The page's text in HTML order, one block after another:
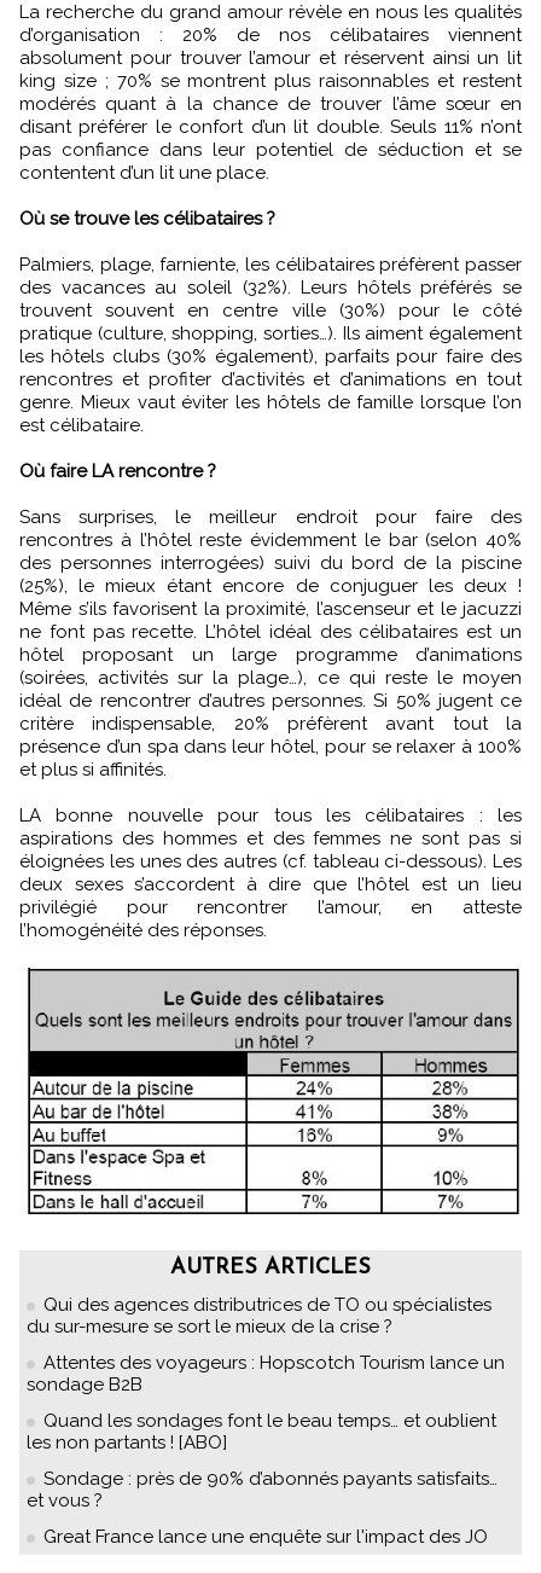
La recherche du grand amour révèle en nous les qualités
d’organisation : 20% de nos célibataires viennent
absolument pour trouver l’amour et réservent ainsi un lit
king size ; 70% se montrent plus raisonnables et restent
modérés quant à la chance de trouver l’âme sœur en
disant préférer le confort d’un lit double. Seuls 11% n’ont
pas confiance dans leur potentiel de séduction et se
contentent d’un lit une place.
Où se trouve les célibataires ?
Palmiers, plage, farniente, les célibataires préfèrent passer
des vacances au soleil (32%). Leurs hôtels préférés se
trouvent souvent en centre ville (30%) pour le côté
pratique (culture, shopping, sorties…). Ils aiment également
les hôtels clubs (30% également), parfaits pour faire des
rencontres et profiter d’activités et d’animations en tout
genre. Mieux vaut éviter les hôtels de famille lorsque l’on
est célibataire.
Où faire LA rencontre ?
Sans surprises, le meilleur endroit pour faire des
rencontres à l’hôtel reste évidemment le bar (selon 40%
des personnes interrogées) suivi du bord de la piscine
(25%), le mieux étant encore de conjuguer les deux !
Même s’ils favorisent la proximité, l’ascenseur et le jacuzzi
ne font pas recette. L’hôtel idéal des célibataires est un
hôtel proposant un large programme d’animations
(soirées, activités sur la plage…), ce qui reste le moyen
idéal de rencontrer d’autres personnes. Si 50% jugent ce
critère indispensable, 20% préfèrent avant tout la
présence d’un spa dans leur hôtel, pour se relaxer à 100%
et plus si affinités.
LA bonne nouvelle pour tous les célibataires : les
aspirations des hommes et des femmes ne sont pas si
éloignées les unes des autres (cf. tableau ci-dessous). Les
deux sexes s’accordent à dire que l’hôtel est un lieu
privilégié pour rencontrer l’amour, en atteste
l’homogénéité des réponses.
AUTRES ARTICLES
Qui des agences distributrices de TO ou spécialistes
du sur-mesure se sort le mieux de la crise ?
Attentes des voyageurs : Hopscotch Tourism lance un
sondage B2B
Quand les sondages font le beau temps… et oublient
les non partants ! [ABO]
Sondage : près de 90% d’abonnés payants satisfaits…
et vous ?
Great France lance une enquête sur l'impact des JO